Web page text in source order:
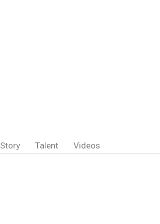
Story Talent Videos